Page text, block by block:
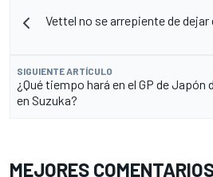
Vettel no se arrepiente de dejar
SIGUIENTE ARTÍCULO
¿Qué tiempo hará en el GP de Japón
en Suzuka?
MEJORES